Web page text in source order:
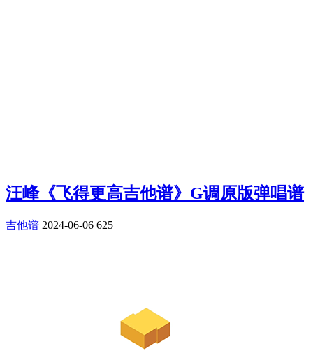
汪峰《飞得更高吉他谱》G调原版弹唱谱
吉他谱 2024-06-06 625